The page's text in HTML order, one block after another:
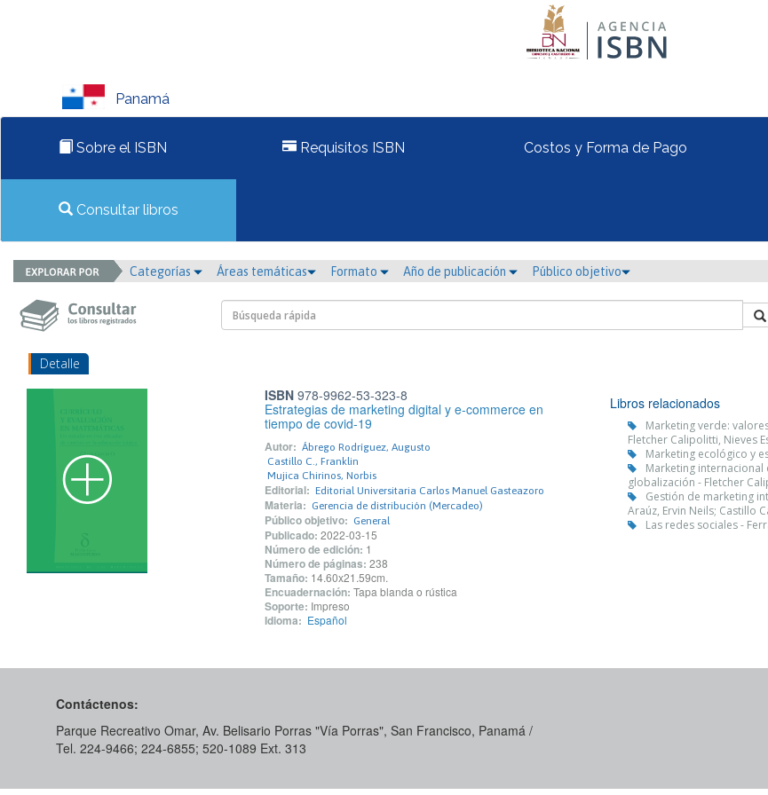
Panamá
Sobre el ISBN Requisitos ISBN Costos y Forma de Pago
Consultar libros
Categorías Áreas temáticas Formato Año de publicación Público objetivo
Detalle
ISBN978-9962-53-323-8
Estrategias de marketing digital y e-commerce en
tiempo de covid-19
Autor: Ábrego Rodríguez, Augusto
Castillo C., Franklin
Mujica Chirinos, Norbis
Editorial: Editorial Universitaria Carlos Manuel Gasteazoro
Materia: Gerencia de distribución (Mercadeo)
Público objetivo: General
Publicado: 2022-03-15
Número de edición: 1
Número de páginas: 238
Tamaño: 14.60x21.59cm.
Encuadernación: Tapa blanda o rústica
Soporte: Impreso
Idioma: Español
Libros relacionados
Marketing verde:
Fletcher Calipolitti, Nieves
Marketing ecológico y
Marketing
globalización - Fletcher
Gestión de marketing
Araúz, Ervin Neils; Castillo
Las redes sociales -
Contáctenos:
Parque Recreativo Omar, Av. Belisario Porras "Vía Porras", San Francisco, Panamá /
Tel. 224-9466; 224-6855; 520-1089​ Ext. 313